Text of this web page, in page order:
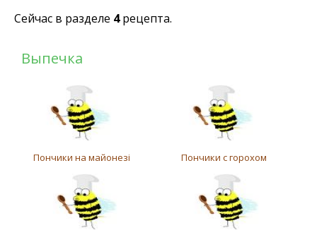
Сейчас в разделе 4рецепта.
Выпечка
Пончики на майонезі Пончики с горохом